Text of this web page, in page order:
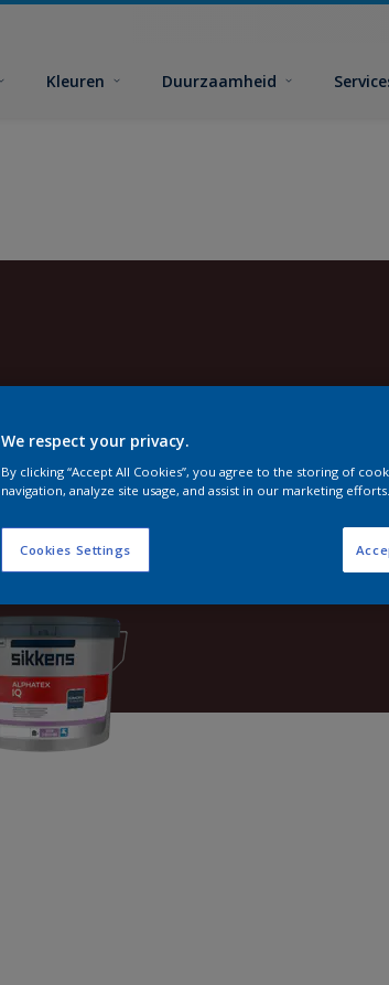
Kleuren Duurzaamheid
We respect your privacy.
By clicking “Accept All Cookies”, you agree to the storing of
navigation, analyze site usage, and assist in our marketing efforts.
Cookies Settings